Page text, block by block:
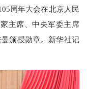
周年大会在北京人民
主席、中央军委主席
颁授勋章。新华社记